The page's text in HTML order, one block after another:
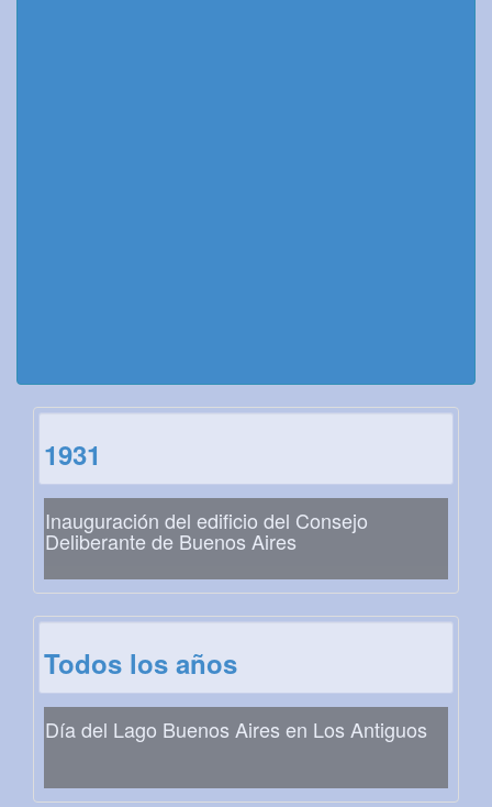
1931
Inauguración del edificio del Consejo
Deliberante de Buenos Aires
Todos los años
Día del Lago Buenos Aires en Los Antiguos